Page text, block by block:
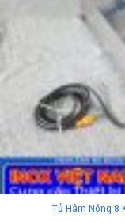
Tủ Hâm Nóng 8